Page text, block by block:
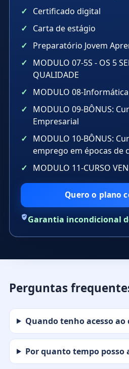
Certificado digital
Carta de estágio
Preparatório Jovem
MODULO 07-5S - OS 5
QUALIDADE
MODULO 08-Informática
MODULO 09-BÔNUS:
Empresarial
MODULO 10-BÔNUS:
emprego em épocas de
MODULO 11-CURSO
Quero o plano
Garantia incondicional
Perguntas
Quando tenho acesso ao
Por quanto tempo posso